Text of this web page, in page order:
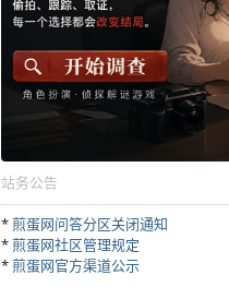
站务公告
*煎蛋网问答分区关闭通知
*煎蛋网社区管理规定
*煎蛋网官方渠道公示